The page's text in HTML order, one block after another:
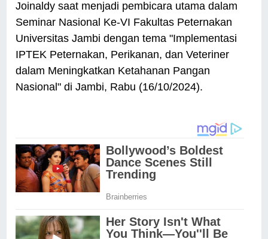
Joinaldy saat menjadi pembicara utama dalam
Seminar Nasional Ke-VI Fakultas Peternakan
Universitas Jambi dengan tema "Implementasi
IPTEK Peternakan, Perikanan, dan Veteriner
dalam Meningkatkan Ketahanan Pangan
Nasional" di Jambi, Rabu (16/10/2024).